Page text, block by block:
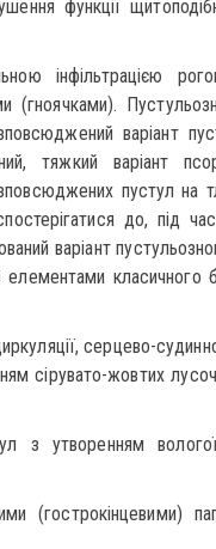
функції
інфільтрацією
(гноячками).
варіант
тяжкий варіант
пустул на
до, під
варіант
класичного
серцево-
сірувато-жовтих
з утворенням
(гострокінцевими)